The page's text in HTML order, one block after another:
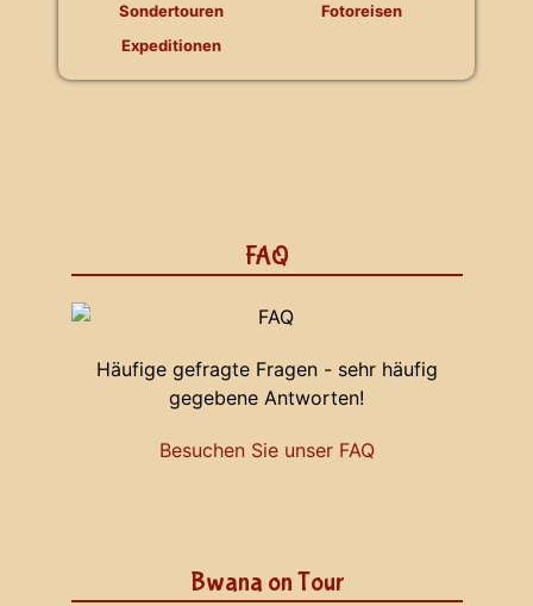
Sondertouren
Expeditionen
Fotoreisen
FAQ
Häufige gefragte Fragen - sehr häufig
gegebene Antworten!
Besuchen Sie unser FAQ
Bwana on Tour